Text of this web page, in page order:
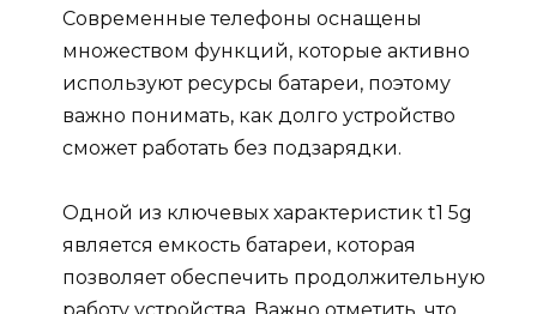
Современные телефоны оснащены
множеством функций, которые активно
используют ресурсы батареи, поэтому
важно понимать, как долго устройство
сможет работать без подзарядки.
Одной из ключевых характеристик t1 5g
является емкость батареи, которая
позволяет обеспечить продолжительную